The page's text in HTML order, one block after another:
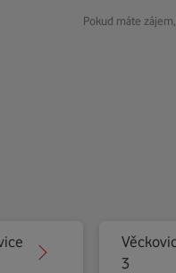
Pokud máte
3